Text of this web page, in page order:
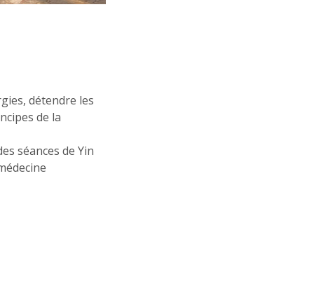
détendre les
de la
séances de Yin